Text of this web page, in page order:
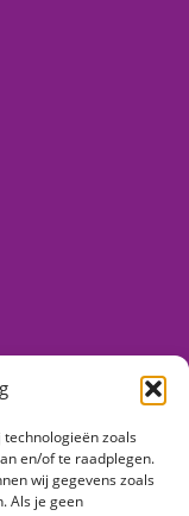
zoals
en/of te raadplegen.
wij gegevens zoals
Als je geen